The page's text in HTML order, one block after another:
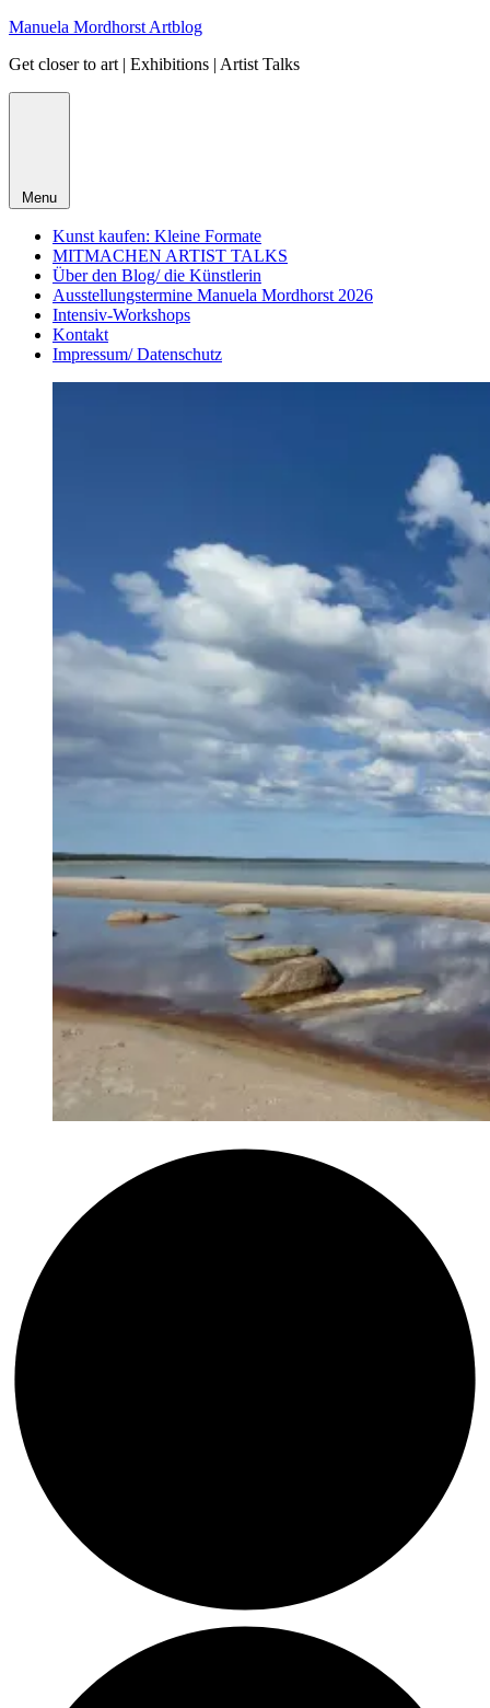
Skip
content
Manuela Mordhorst Artblog
Get closer to art | Exhibitions | Artist Talks
Menu
Kunst kaufen: Kleine Formate
MITMACHEN ARTIST TALKS
Über den Blog/ die Künstlerin
Ausstellungstermine Manuela Mordhorst 2026
Intensiv-Workshops
Kontakt
Impressum/ Datenschutz
Aquarellkarton